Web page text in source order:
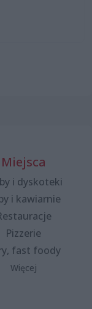
Miejsca
i dyskoteki
i kawiarnie
Pizzerie
fast foody
Więcej